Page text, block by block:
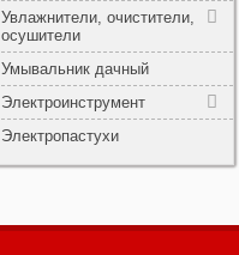
Увлажнители, очистители,
осушители
Умывальник дачный
Электроинструмент
Электропастухи